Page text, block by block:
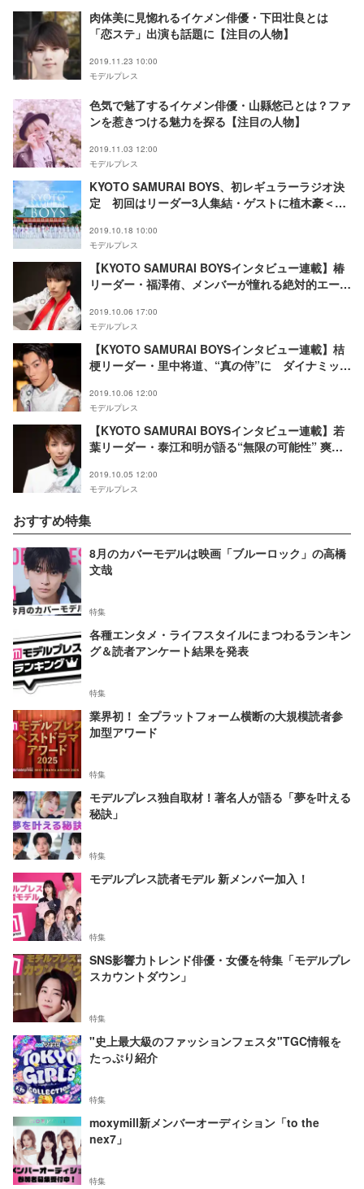
肉体美に見惚れるイケメン俳優・下田壮良とは
「恋ステ」出演も話題に【注目の人物】
2019.11.23 10:00
モデルプレス
色気で魅了するイケメン俳優・山縣悠己とは？ファ
ンを惹きつける魅力を探る【注目の人物】
2019.11.03 12:00
モデルプレス
KYOTO SAMURAI BOYS、初レギュラーラジオ決
定 初回はリーダー3人集結・ゲストに植木豪＜
2019.10.18 10:00
モデルプレス
【KYOTO SAMURAI BOYSインタビュー連載】椿
リーダー・福澤侑、メンバーが憧れる絶対的エース
2019.10.06 17:00
モデルプレス
【KYOTO SAMURAI BOYSインタビュー連載】桔
梗リーダー・里中将道、“真の侍”に ダイナミック
2019.10.06 12:00
モデルプレス
【KYOTO SAMURAI BOYSインタビュー連載】若
葉リーダー・泰江和明が語る“無限の可能性” 爽や
2019.10.05 12:00
モデルプレス
おすすめ特集
8月のカバーモデルは映画「ブルーロック」の高橋
文哉
特集
各種エンタメ・ライフスタイルにまつわるランキン
グ＆読者アンケート結果を発表
特集
業界初！ 全プラットフォーム横断の大規模読者参
加型アワード
特集
モデルプレス独自取材！著名人が語る「夢を叶える
秘訣」
特集
モデルプレス読者モデル 新メンバー加入！
特集
SNS影響力トレンド俳優・女優を特集「モデルプレ
スカウントダウン」
特集
"史上最大級のファッションフェスタ"TGC情報を
たっぷり紹介
特集
moxymill新メンバーオーディション「to the
nex7」
特集